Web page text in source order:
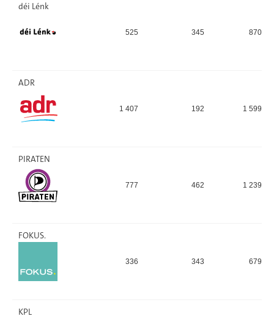
déi Lénk
525 345 870
ADR
1 407 192 1 599
PIRATEN
777 462 1 239
FOKUS.
336 343 679
KPL